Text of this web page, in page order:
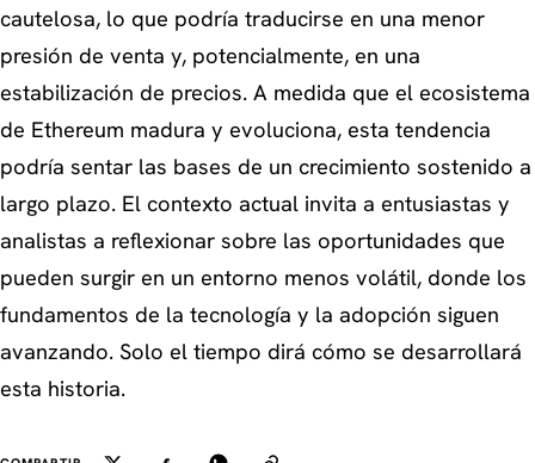
cautelosa, lo que podría traducirse en una menor
presión de venta y, potencialmente, en una
estabilización de precios. A medida que el ecosistema
de Ethereum madura y evoluciona, esta tendencia
podría sentar las bases de un crecimiento sostenido a
largo plazo. El contexto actual invita a entusiastas y
analistas a reflexionar sobre las oportunidades que
pueden surgir en un entorno menos volátil, donde los
fundamentos de la tecnología y la adopción siguen
avanzando. Solo el tiempo dirá cómo se desarrollará
esta historia.